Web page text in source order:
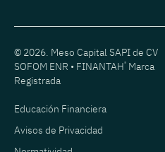
© 2026. Meso Capital SAPI de CV
SOFOM ENR • FINANTAH® Marca
Registrada
Educación Financiera
Avisos de Privacidad